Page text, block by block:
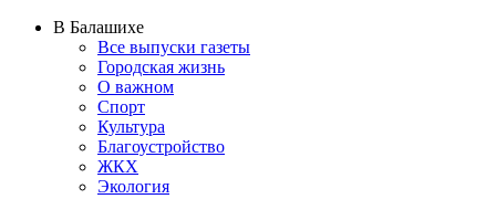
В Балашихе
Все выпуски газеты
Городская жизнь
О важном
Спорт
Культура
Благоустройство
ЖКХ
Экология